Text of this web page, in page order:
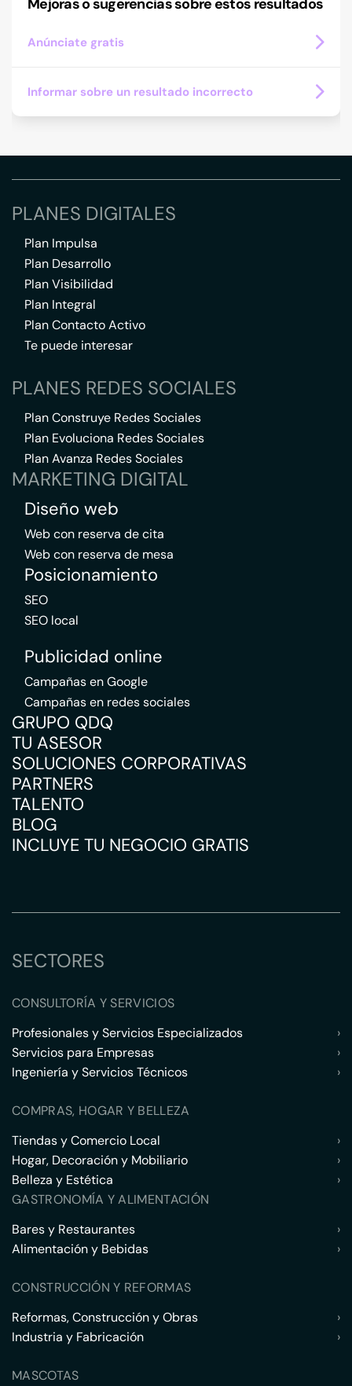
Mejoras o sugerencias sobre estos resultados
Anúnciate gratis
Informar sobre un resultado incorrecto
PLANES DIGITALES
Plan Impulsa
Plan Desarrollo
Plan Visibilidad
Plan Integral
Plan Contacto Activo
Te puede interesar
PLANES REDES SOCIALES
Plan Construye Redes Sociales
Plan Evoluciona Redes Sociales
Plan Avanza Redes Sociales
MARKETING DIGITAL
Diseño web
Web con reserva de cita
Web con reserva de mesa
Posicionamiento
SEO
SEO local
Publicidad online
Campañas en Google
Campañas en redes sociales
GRUPO QDQ
TU ASESOR
SOLUCIONES CORPORATIVAS
PARTNERS
TALENTO
BLOG
INCLUYE TU NEGOCIO GRATIS
SECTORES
CONSULTORÍA Y SERVICIOS
Profesionales y Servicios Especializados
›
Servicios para Empresas
›
Ingeniería y Servicios Técnicos
›
COMPRAS, HOGAR Y BELLEZA
Tiendas y Comercio Local
›
Hogar, Decoración y Mobiliario
›
Belleza y Estética
›
GASTRONOMÍA Y ALIMENTACIÓN
Bares y Restaurantes
›
Alimentación y Bebidas
›
CONSTRUCCIÓN Y REFORMAS
Reformas, Construcción y Obras
›
Industria y Fabricación
›
MASCOTAS